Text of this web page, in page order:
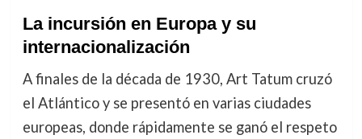
La incursión en Europa y su
internacionalización
A finales de la década de 1930, Art Tatum cruzó
el Atlántico y se presentó en varias ciudades
europeas, donde rápidamente se ganó el respeto